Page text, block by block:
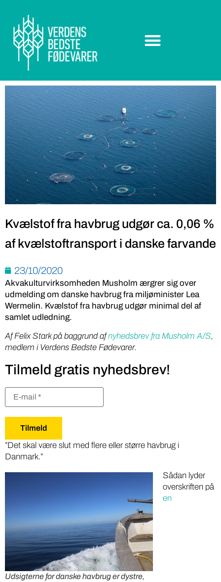
Kvælstof fra havbrug udgør ca. 0,06 %
af kvælstoftransport i danske farvande
23/10/2020
Akvakulturvirksomheden Musholm ærgrer sig over
udmelding om danske havbrug fra miljøminister Lea
Wermelin. Kvælstof fra havbrug udgør minimal del af
samlet udledning.
Af Felix Stark på baggrund afnyhedsbrev fra Musholm A/S,
medlem i Verdens Bedste Fødevarer.
Tilmeld gratis nyhedsbrev!
”Det skal være slut med flere eller større havbrug i
Danmark.”
Udsigterne for danske havbrug er dystre,
Sådan lyder
overskriften på
en